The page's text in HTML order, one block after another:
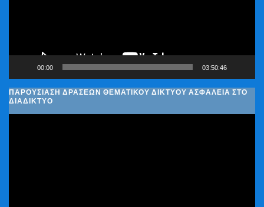
00:00 03:50:46
ΠΑΡΟΥΣΊΑΣΗ ΔΡΆΣΕΩΝ ΘΕΜΑΤΙΚΟΎ ΔΙΚΤΎΟΥ ΑΣΦΆΛΕΙΑ ΣΤΟ
ΔΙΑΔΊΚΤΥΟ